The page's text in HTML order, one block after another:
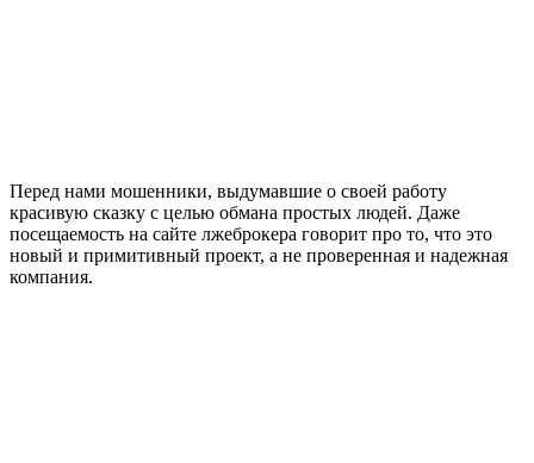
Перед нами мошенники, выдумавшие о своей работу
красивую сказку с целью обмана простых людей. Даже
посещаемость на сайте лжеброкера говорит про то, что это
новый и примитивный проект, а не проверенная и надежная
компания.